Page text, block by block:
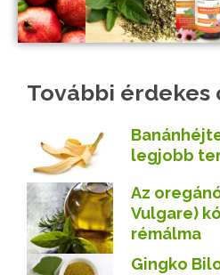
További érdekes
legjobb
Az
Vulgare)
rémálma
Gingko